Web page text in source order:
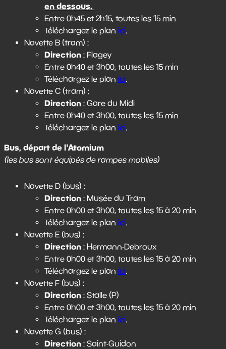
en dessous.
Entre 0h45 et 2h15, toutes les 15 min
Téléchargez le plan ici.
Navette B (tram) :
Direction : Flagey
Entre 0h40 et 3h00, toutes les 15 min
Téléchargez le plan ici.
Navette C (tram) :
Direction : Gare du Midi
Entre 0h40 et 3h00, toutes les 15 min
Téléchargez le plan ici.
Bus, départ de l'Atomium
(les bus sont équipés de rampes mobiles)
Navette D (bus) :
Direction : Musée du Tram
Entre 0h00 et 3h00, toutes les 15 à 20 min
Téléchargez le plan ici.
Navette E (bus) :
Direction : Hermann-Debroux
Entre 0h00 et 3h00, toutes les 15 à 20 min
Téléchargez le plan ici.
Navette F (bus) :
Direction : Stalle (P)
Entre 0h00 et 3h00, toutes les 15 à 20 min
Téléchargez le plan ici.
Navette G (bus) :
Direction : Saint-Guidon